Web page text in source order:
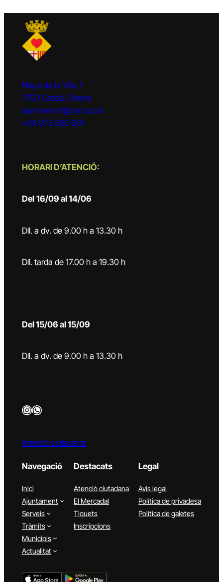
Plaça de la Vila, 1
17121 Corçà, Girona
ajuntament@corca.cat
+34 972 630 051
HORARI D’ATENCIÓ:
Del 16/09 al 14/06
Dll. a dv. de 9.00 h a 13.30 h
Dll. tarda de 17.00 h a 19.30 h
Del 15/06 al 15/09
Dll. a dv. de 9.00 h a 13.30 h
InstagramWhatsApp
Atenció ciutadana
Navegació
Inici
Ajuntament
Serveis
Tràmits
Municipis
Actualitat
Destacats
Atenció ciutadana
El Mercadal
Tiquets
Inscripcions
Legal
Avís legal
Política de privadesa
Política de galetes